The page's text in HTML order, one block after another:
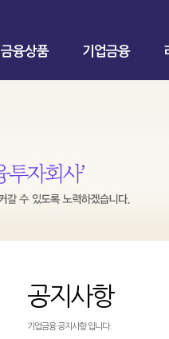
금융상품 기업금융
공지사항
기업금융 공지사항 입니다.